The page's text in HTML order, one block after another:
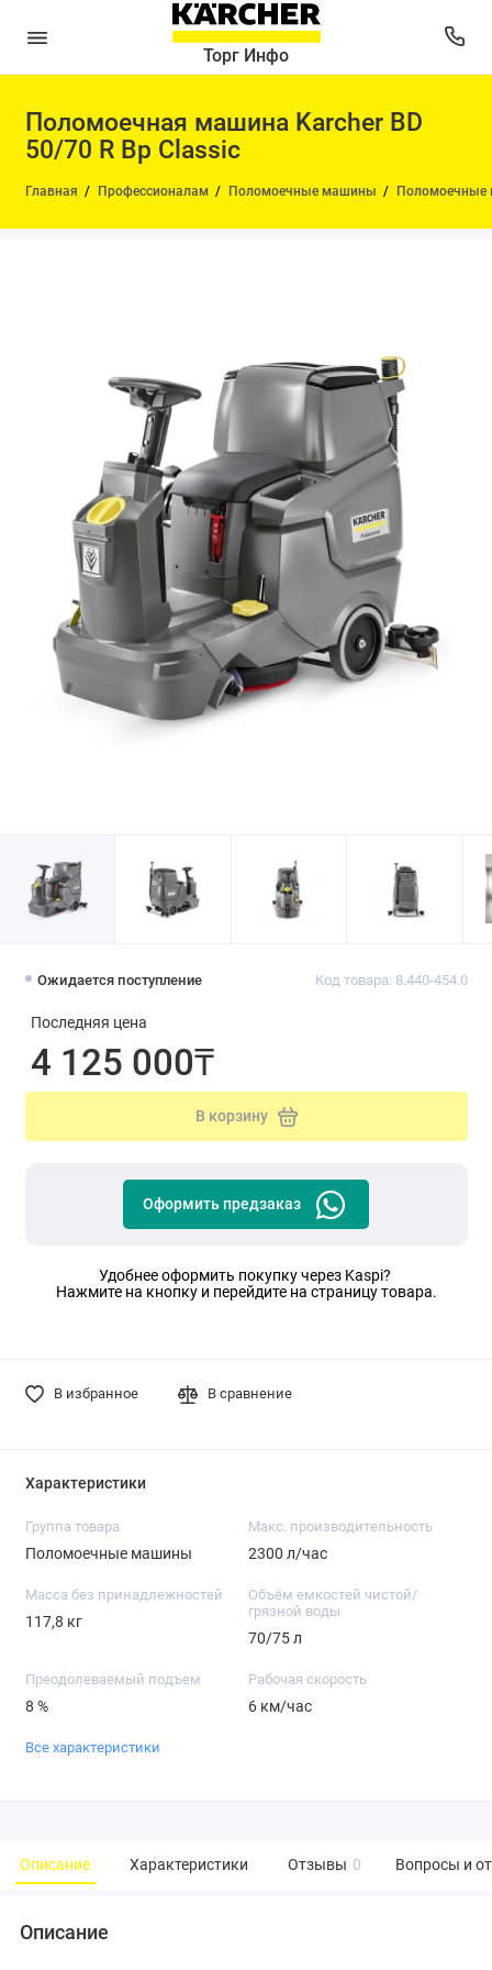
Торг Инфо
Поломоечная машина Karcher BD
50/70 R Bp Classic
Главная Профессионалам Поломоечные машины Поломоечные
Ожидается поступление Код товара: 8.440-454.0
Последняя цена
4 125 000₸
В корзину
Оформить предзаказ
Удобнее оформить покупку через Kaspi?
Нажмите на кнопку и перейдите на страницу товара.
В избранное В сравнение
Характеристики
Группа товара
Поломоечные машины
Макс. производительность
2300 л/час
Масса без принадлежностей
117,8 кг
Объём емкостей чистой/
грязной воды
70/75 л
Преодолеваемый подъем
8 %
Рабочая скорость
6 км/час
Все характеристики
Описание Характеристики Отзывы 0 Вопросы и
Описание